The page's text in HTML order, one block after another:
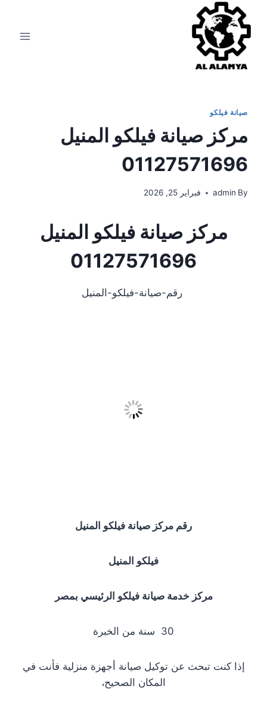
صيانة فيلكو
مركز صيانة فيلكو المنيل
01127571696
By
admin فبراير 25, 2026
مركز صيانة فيلكو المنيل
01127571696
رقم-صيانة-فيلكو-المنيل
رقم مركز صيانة فيلكو المنيل
فيلكو المنيل
مركز خدمة صيانة فيلكو الرئيسي بمصر
30 سنة من الخبرة
إذا كنت تبحث عن توكيل صيانة أجهزة منزلية فأنت في
المكان الصحيح،